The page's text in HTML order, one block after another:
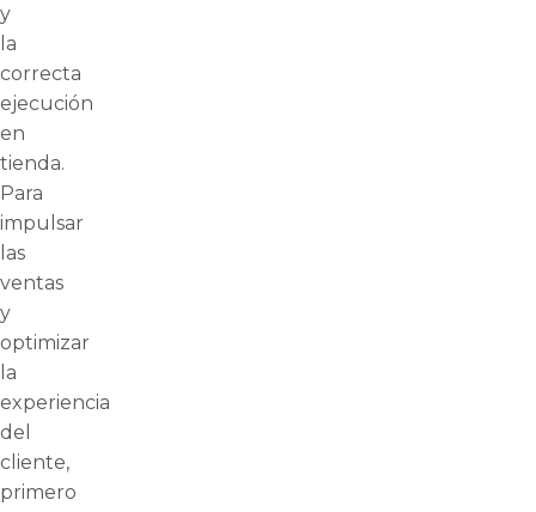
y
la
correcta
ejecución
en
tienda.
Para
impulsar
las
ventas
y
optimizar
la
experiencia
del
cliente,
primero